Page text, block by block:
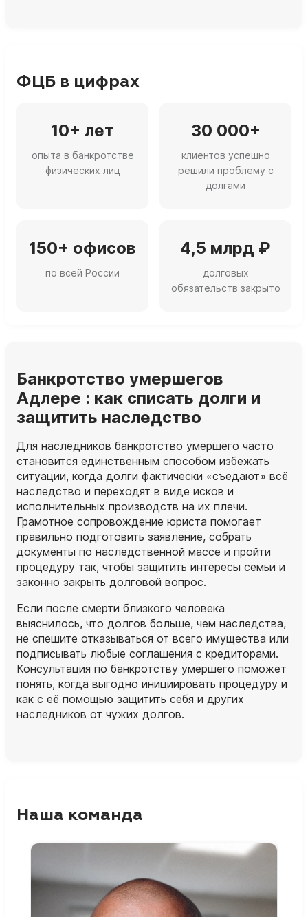
ФЦБ в цифрах
10+ лет
опыта в банкротстве
физических лиц
30 000+
клиентов успешно
решили проблему с
долгами
150+ офисов
по всей России
4,5 млрд ₽
долговых
обязательств закрыто
Банкротство умершегов
Адлере : как списать долги и
защитить наследство
Для наследников банкротство умершего часто
становится единственным способом избежать
ситуации, когда долги фактически «съедают» всё
наследство и переходят в виде исков и
исполнительных производств на их плечи.
Грамотное сопровождение юриста помогает
правильно подготовить заявление, собрать
документы по наследственной массе и пройти
процедуру так, чтобы защитить интересы семьи и
законно закрыть долговой вопрос.
Если после смерти близкого человека
выяснилось, что долгов больше, чем наследства,
не спешите отказываться от всего имущества или
подписывать любые соглашения с кредиторами.
Консультация по банкротству умершего поможет
понять, когда выгодно инициировать процедуру и
как с её помощью защитить себя и других
наследников от чужих долгов.
Наша команда